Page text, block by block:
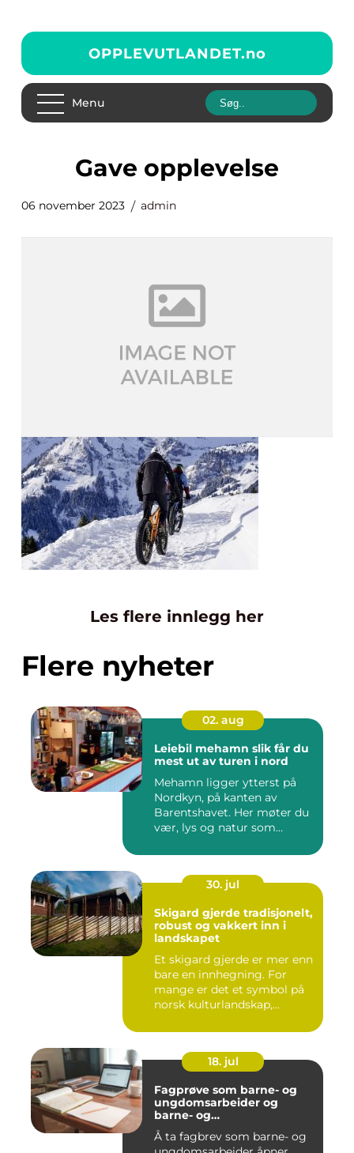
OPPLEVUTLANDET.no
Menu
gave opplevelse
06 november 2023 admin
Les flere innlegg her
Flere nyheter
02. aug
Leiebil mehamn slik får du
mest ut av turen i nord
Mehamn ligger ytterst på
Nordkyn, på kanten av
Barentshavet. Her møter du
vær, lys og natur som
30. jul
Skigard gjerde tradisjonelt,
robust og vakkert inn i
landskapet
Et skigard gjerde er mer enn
bare en innhegning. For
mange er det et symbol på
norsk kulturlandskap,...
18. jul
Fagprøve som barne- og
ungdomsarbeider og
barne- og
ungdomsarbeiderfaget VG
Å ta fagbrev som barne- og